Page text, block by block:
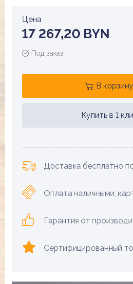
Цена
17 267,20 BYN
Под заказ
В корзину
Купить в 1
Доставка бесплатно
Оплата наличными,
Гарантия от
Сертифицированный